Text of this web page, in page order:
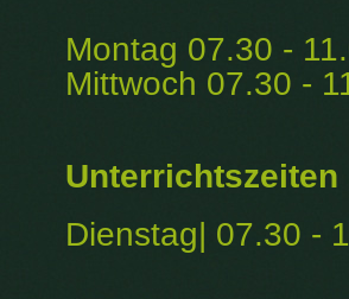
Montag 07.30 -
Mittwoch 07.30 -
Unterrichtszeiten
Dienstag| 07.30 -